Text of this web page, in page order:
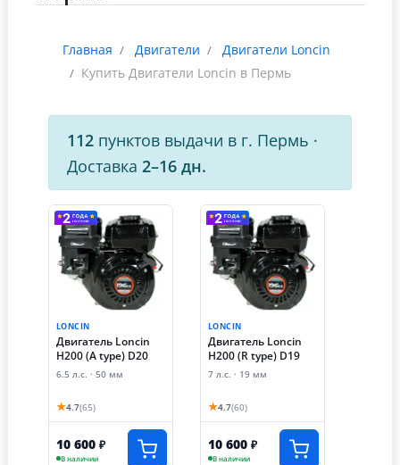
Главная Двигатели
Двигатели Loncin
Купить Двигатели Loncin в Пермь
112 пунктов выдачи в г. Пермь ·
Доставка 2–16 дн.
LONCIN
Двигатель Loncin
H200 (A type) D20
6.5 л.с. · 50 мм
★4.7(65)
10 600 ₽
В наличии
LONCIN
Двигатель Loncin
H200 (R type) D19
7 л.с. · 19 мм
★4.7(60)
10 600 ₽
В наличии